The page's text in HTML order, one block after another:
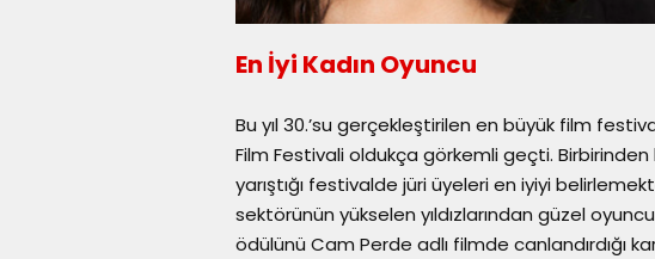
En İyi Kadın Oyuncu
Bu yıl 30.’su gerçekleştirilen en büyük film
Film Festivali oldukça görkemli geçti. Birbirinden
yarıştığı festivalde jüri üyeleri en iyiyi
sektörünün yükselen yıldızlarından güzel
ödülünü Cam Perde adlı filmde canlandırdığı